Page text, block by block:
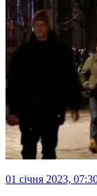
01 січня 2023,